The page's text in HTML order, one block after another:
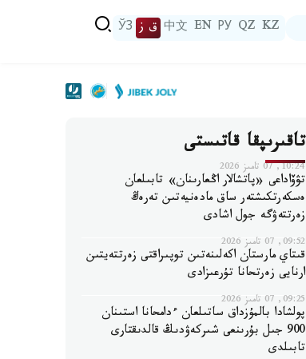
KZ
QZ
РУ
EN
中文 ق ز ЎЗ
تاقىرىپقا قاتىستى
10:24, 07 تامىز 2026
تۋۆاداعى «پاتشالار اڭعارىنان» تابىلعان
ەسكەرتكىشتەر ساق مادەنيەتىن تەرەڭ
زەرتتەۋگە جول اشادى
09:52, 07 تامىز 2026
قىتاي مارستان اكەلىنەتىن توپىراقتى زەرتتەيتىن
ارنايى زەرتحانا تۇرعىزادى
09:25, 07 تامىز 2026
پولشادا بالمۇزداق ساتىلعان ءدامحانا استىنان
900 جىل بۇرىنعى شىركەۋدىڭ قالدىقتارى
تابىلدى